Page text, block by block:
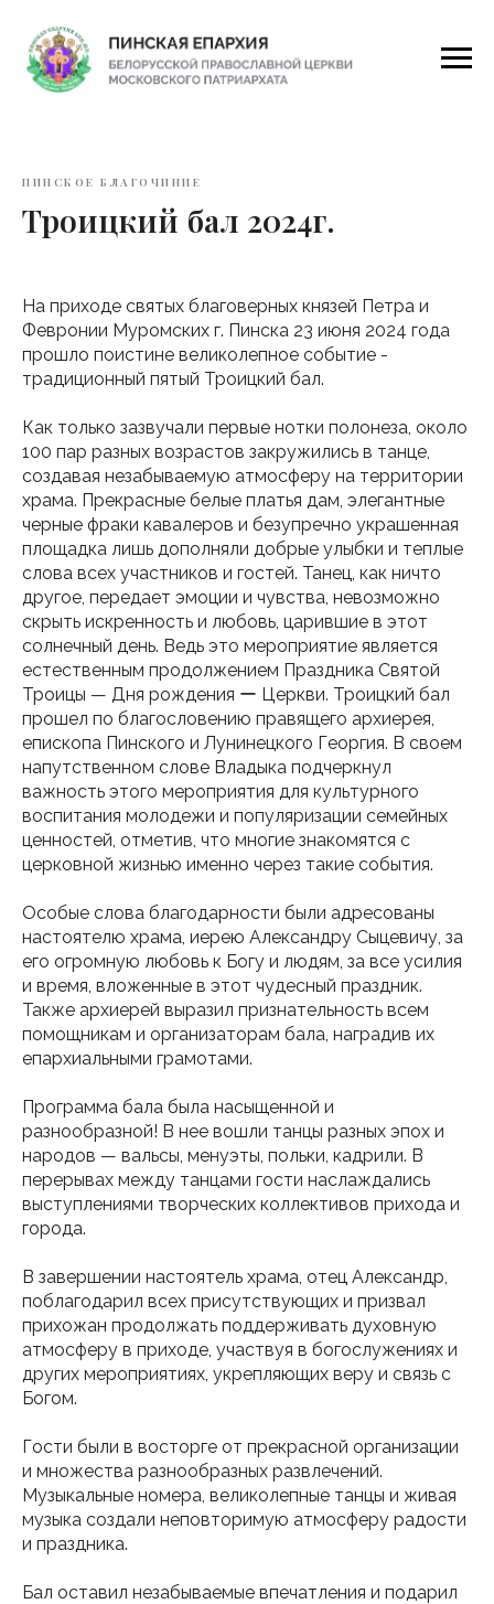
ПИНСКОЕ БЛАГОЧИНИЕ
Троицкий бал 2024г.
На приходе святых благоверных князей Петра и
Февронии Муромских г. Пинска 23 июня 2024 года
прошло поистине великолепное событие -
традиционный пятый Троицкий бал.
Как только зазвучали первые нотки полонеза, около
100 пар разных возрастов закружились в танце,
создавая незабываемую атмосферу на территории
храма. Прекрасные белые платья дам, элегантные
черные фраки кавалеров и безупречно украшенная
площадка лишь дополняли добрые улыбки и теплые
слова всех участников и гостей. Танец, как ничто
другое, передает эмоции и чувства, невозможно
скрыть искренность и любовь, царившие в этот
солнечный день. Ведь это мероприятие является
естественным продолжением Праздника Святой
Троицы — Дня рождения ー Церкви. Троицкий бал
прошел по благословению правящего архиерея,
епископа Пинского и Лунинецкого Георгия. В своем
напутственном слове Владыка подчеркнул
важность этого мероприятия для культурного
воспитания молодежи и популяризации семейных
ценностей, отметив, что многие знакомятся с
церковной жизнью именно через такие события.
Особые слова благодарности были адресованы
настоятелю храма, иерею Александру Сыцевичу, за
его огромную любовь к Богу и людям, за все усилия
и время, вложенные в этот чудесный праздник.
Также архиерей выразил признательность всем
помощникам и организаторам бала, наградив их
епархиальными грамотами.
Программа бала была насыщенной и
разнообразной! В нее вошли танцы разных эпох и
народов — вальсы, менуэты, польки, кадрили. В
перерывах между танцами гости наслаждались
выступлениями творческих коллективов прихода и
города.
В завершении настоятель храма, отец Александр,
поблагодарил всех присутствующих и призвал
прихожан продолжать поддерживать духовную
атмосферу в приходе, участвуя в богослужениях и
других мероприятиях, укрепляющих веру и связь с
Богом.
Гости были в восторге от прекрасной организации
и множества разнообразных развлечений.
Музыкальные номера, великолепные танцы и живая
музыка создали неповторимую атмосферу радости
и праздника.
Бал оставил незабываемые впечатления и подарил